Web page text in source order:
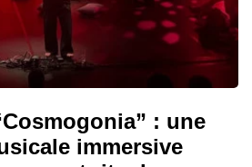
: une
immersive